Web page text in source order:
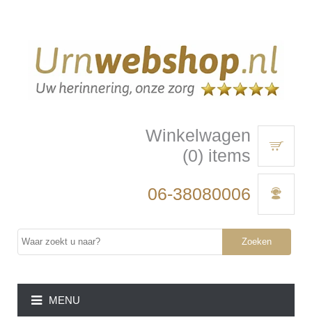
Winkelwagen
(0) items
06-38080006
Zoeken
MENU